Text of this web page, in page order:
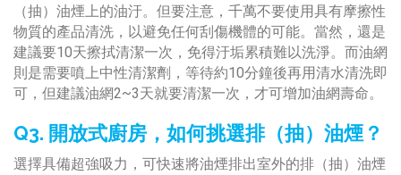
（抽）油煙上的油汙。但要注意，千萬不要使用具有摩擦性
物質的產品清洗，以避免任何刮傷機體的可能。當然，還是
建議要10天擦拭清潔一次，免得汙垢累積難以洗淨。而油網
則是需要噴上中性清潔劑，等待約10分鐘後再用清水清洗即
可，但建議油網2~3天就要清潔一次，才可增加油網壽命。
Q3. 開放式廚房，如何挑選排（抽）油煙？
選擇具備超強吸力，可快速將油煙排出室外的排（抽）油煙